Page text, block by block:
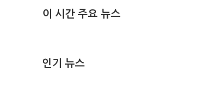
이 시간 주요 뉴스
인기 뉴스